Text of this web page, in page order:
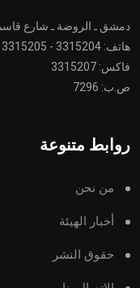
دمشق ـ الروضة ـ شارع قاسم
هاتف: 3315204 - 3315205
فاكس: 3315207
ص.ب: 7296
روابط متنوعة
من نحن
أخبار الهيئة
حقوق النشر